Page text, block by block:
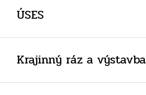
ÚSES
Krajinný ráz a výstavba